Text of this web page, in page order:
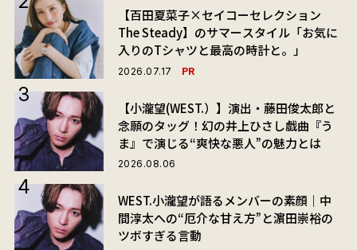
【百田夏菜子×セイコーセレクション
The Steady】のサマースタイル「お気に
入りのTシャツと最高の時計と。」
2026.07.17 PR
【小瀧望(WEST.）】演出・藤田俊太郎と
念願のタッグ！幻の井上ひさし戯曲『う
ま』で演じる“爽快な悪人”の魅力とは
2026.08.06
WEST.小瀧望が語るメンバーの素顔｜中
間淳太への“厄介な甘え方”と濵田崇裕の
ツボすぎる言動